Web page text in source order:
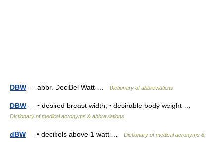
DBW — abbr. DeciBel Watt … Dictionary of abbreviations
DBW — • desired breast width; • desirable body weight …
Dictionary of medical acronyms & abbreviations
dBW — • decibels above 1 watt …
Dictionary of medical acronyms &